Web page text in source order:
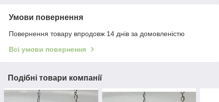
Умови повернення
Повернення товару впродовж 14 днів за домовленістю
Всі умови повернення
Подібні товари компанії